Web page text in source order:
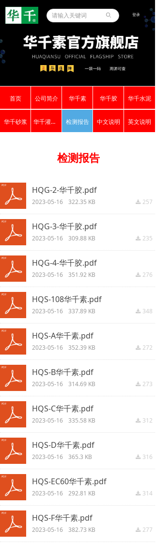
登录
ꄙ
首页 公司简介 华千素 华千胶 华千水泥
华千砂浆 华千灌浆料 检测报告 中文说明 英文说明
HQG-2-华千胶.pdf
끂 257
2023-05-16 322.35 KB
HQG-3-华千胶.pdf
끂 235
2023-05-16 309.88 KB
HQG-4-华千胶.pdf
끂 276
2023-05-16 351.92 KB
HQS-108华千素.pdf
끂 348
2023-05-16 337.89 KB
HQS-A华千素.pdf
끂 272
2023-05-16 352.39 KB
HQS-B华千素.pdf
끂 273
2023-05-16 314.69 KB
HQS-C华千素.pdf
끂 312
2023-05-16 335.58 KB
HQS-D华千素.pdf
끂 316
2023-05-16 365.3 KB
HQS-EC60华千素.pdf
끂 314
2023-05-16 292.81 KB
HQS-F华千素.pdf
끂 277
2023-05-16 382.73 KB
检测报告